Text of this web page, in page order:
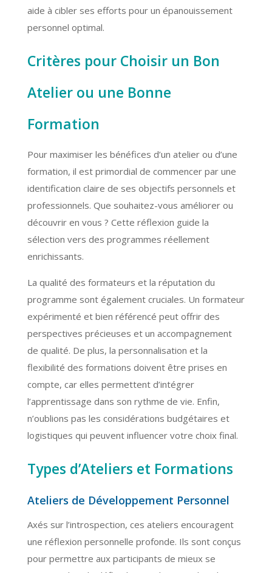
aide à cibler ses efforts pour un épanouissement
personnel optimal.
Critères pour Choisir un Bon
Atelier ou une Bonne
Formation
Pour maximiser les bénéfices d’un atelier ou d’une
formation, il est primordial de commencer par une
identification claire de ses objectifs personnels et
professionnels. Que souhaitez-vous améliorer ou
découvrir en vous ? Cette réflexion guide la
sélection vers des programmes réellement
enrichissants.
La qualité des formateurs et la réputation du
programme sont également cruciales. Un formateur
expérimenté et bien référencé peut offrir des
perspectives précieuses et un accompagnement
de qualité. De plus, la personnalisation et la
flexibilité des formations doivent être prises en
compte, car elles permettent d’intégrer
l’apprentissage dans son rythme de vie. Enfin,
n’oublions pas les considérations budgétaires et
logistiques qui peuvent influencer votre choix final.
Types d’Ateliers et Formations
Ateliers de Développement Personnel
Axés sur l’introspection, ces ateliers encouragent
une réflexion personnelle profonde. Ils sont conçus
pour permettre aux participants de mieux se